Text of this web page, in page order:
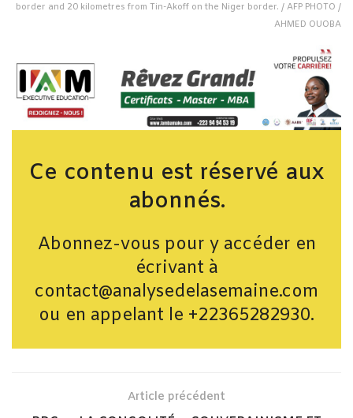
border and 20 kilometres from Tin-Akoff on the Niger border. / AFP PHOTO /
AHMED OUOBA
Ce contenu est réservé aux
abonnés.
Abonnez-vous pour y accéder en
écrivant à
contact@analysedelasemaine.com
ou en appelant le +22365282930.
Article précédent